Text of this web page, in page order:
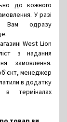
до кожного
У разі
Вам одразу
West Lion
з надання
замовлення.
менеджер
в додатку
терміналах